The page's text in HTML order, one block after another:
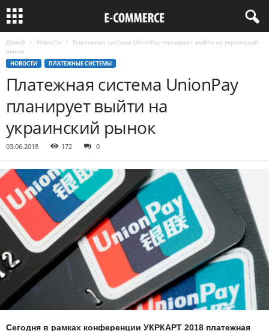
Домой Новости
Платежная система UnionPay планирует выйти на украинский
рынок
НОВОСТИ ПЛАТЕЖНЫЕ СИСТЕМЫ
Платежная система UnionPay
планирует выйти на
украинский рынок
03.06.2018 172 0
Сегодня в рамках конференции УКРКАРТ 2018 платежная